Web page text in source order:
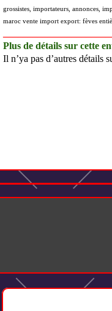
grossistes, importateurs, annonces,
maroc vente import export: fèves
Plus de détails sur cette
Il n’ya pas d’autres détails